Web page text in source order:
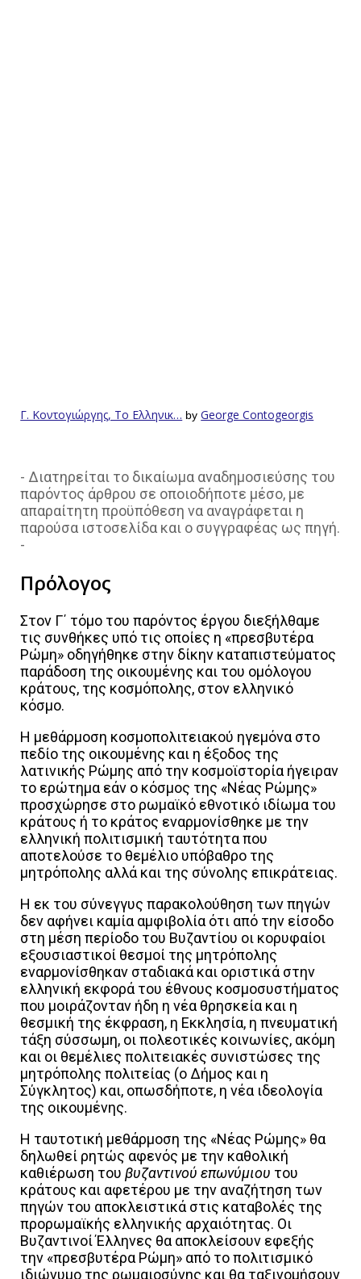
Γ. Κοντογιώργης, Το Ελληνικ… byGeorge Contogeorgis
- Διατηρείται το δικαίωμα αναδημοσιεύσης του
παρόντος άρθρου σε οποιοδήποτε μέσο, με
απαραίτητη προϋπόθεση να αναγράφεται η
παρούσα ιστοσελίδα και ο συγγραφέας ως πηγή.
-
Πρόλογος
Στον Γ΄ τόμο του παρόντος έργου διεξήλθαμε
τις συνθήκες υπό τις οποίες η «πρεσβυτέρα
Ρώμη» οδηγήθηκε στην δίκην καταπιστεύματος
παράδοση της οικουμένης και του ομόλογου
κράτους, της κοσμόπολης, στον ελληνικό
κόσμο.
Η μεθάρμοση κοσμοπολιτειακού ηγεμόνα στο
πεδίο της οικουμένης και η έξοδος της
λατινικής Ρώμης από την κοσμοϊστορία ήγειραν
το ερώτημα εάν ο κόσμος της «Νέας Ρώμης»
προσχώρησε στο ρωμαϊκό εθνοτικό ιδίωμα του
κράτους ή το κράτος εναρμονίσθηκε με την
ελληνική πολιτισμική ταυτότητα που
αποτελούσε το θεμέλιο υπόβαθρο της
μητρόπολης αλλά και της σύνολης επικράτειας.
Η εκ του σύνεγγυς παρακολούθηση των πηγών
δεν αφήνει καμία αμφιβολία ότι από την είσοδο
στη μέση περίοδο του Βυζαντίου οι κορυφαίοι
εξουσιαστικοί θεσμοί της μητρόπολης
εναρμονίσθηκαν σταδιακά και οριστικά στην
ελληνική εκφορά του έθνους κοσμοσυστήματος
που μοιράζονταν ήδη η νέα θρησκεία και η
θεσμική της έκφραση, η Εκκλησία, η πνευματική
τάξη σύσσωμη, οι πολεοτικές κοινωνίες, ακόμη
και οι θεμέλιες πολιτειακές συνιστώσες της
μητρόπολης πολιτείας (ο Δήμος και η
Σύγκλητος) και, οπωσδήποτε, η νέα ιδεολογία
της οικουμένης.
Η ταυτοτική μεθάρμοση της «Νέας Ρώμης» θα
δηλωθεί ρητώς αφενός με την καθολική
καθιέρωση τουβυζαντινού επωνύμιου του
κράτους και αφετέρου με την αναζήτηση των
πηγών του αποκλειστικά στις καταβολές της
προρωμαϊκής ελληνικής αρχαιότητας. Οι
Βυζαντινοί Έλληνες θα αποκλείσουν εφεξής
την «πρεσβυτέρα Ρώμη» από το πολιτισμικό
ιδιώνυμο της ρωμαιοσύνης και θα ταξινομήσουν